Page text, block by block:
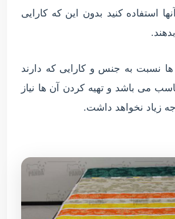
استفاده کنید بدون این که کارایی
نسبت به جنس و کارایی که دارند
می باشد و تهیه کردن آن ها نیاز
زیاد نخواهد داشت.